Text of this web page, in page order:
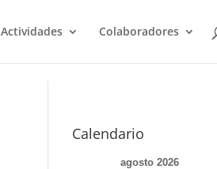
Actividades Colaboradores
Calendario
agosto 2026